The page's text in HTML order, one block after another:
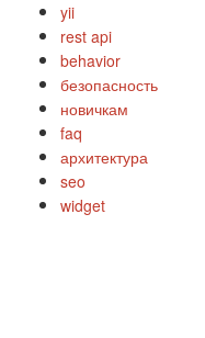
yii
rest api
behavior
безопасность
новичкам
faq
архитектура
seo
widget